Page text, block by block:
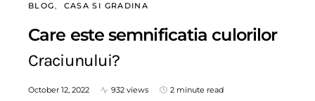
BLOG CASA SI GRADINA
Care este semnificatia culorilor
Craciunului?
October 12, 2022 932 views 2 minute read